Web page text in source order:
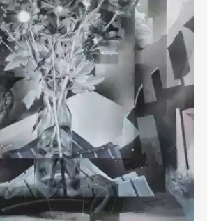
ekb.rakovgallery.ru